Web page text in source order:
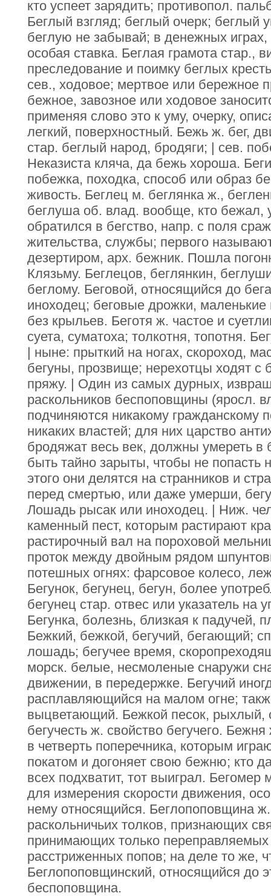
кто успеет зарядить; противопол.
Беглый взгляд; беглый очерк; беглый
беглую не забывай; в денежных
особая ставка. Беглая грамота стар.,
преследование и поимку беглых
сев., ходовое; мертвое или бережное
бежное, завозное или ходовое
применяя слово это к уму, очерку,
легкий, поверхностный. Бежь ж. бег,
стар. беглый народ, бродяги; | сев.
Неказиста кляча, да бежь хороша.
побежка, походка, способ или образ
живость. Беглец м. беглянка ж.,
беглуша об. влад. вообще, кто бежал,
обратился в бегство, напр. с поля
жительства, службы; первого
дезертиром, арх. бежник. Пошла
Клязьму. Беглецов, беглянкин,
беглому. Беговой, относящийся до
иноходец; беговые дрожки, маленькие
без крыльев. Беготя ж. частое и
суета, суматоха; толкотня, топотня.
| ныне: прыткий на ногах, скороход,
бегуны, прозвище; нерехотцы ходят с
пряжу. | Один из самых дурных,
раскольников беспоповщины (яросл.
подчиняются никакому гражданскому
никаких властей; для них царство
бродяжат весь век, должны умереть в
быть тайно зарыты, чтобы не попасть
этого они делятся на странников и
перед смертью, или даже умерши,
Лошадь рысак или иноходец. | Ниж.
каменный пест, которым растирают
растирочный вал на пороховой
проток между двойным рядом
потешных огнях: фарсовое колесо,
Бегунок, бегунец, бегун, более
бегунец стар. отвес или указатель на
Бегунка, болезнь, близкая к падучей,
Бежкий, бежкой, бегучий, бегающий;
лошадь; бегучее время,
морск. белые, несмоленые снаружи
движении, в передержке. Бегучий
расплавляющийся на малом огне;
выцветающий. Бежкой песок, рыхлый,
бегучесть ж. свойство бегучего.
в четверть поперечника, которым
покатом и догоняет свою бежню; кто
всех подхватит, тот выиграл.
для измерения скорости движения,
нему относящийся. Беглопоповщина
раскольничьих толков, признающих
принимающих только
расстриженных попов; на деле то же,
Беглопоповщинский, относящийся до
беспоповщина.